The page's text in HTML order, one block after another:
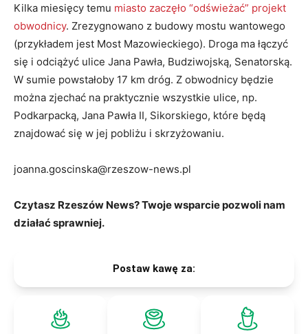
Kilka miesięcy temu miasto zaczęło “odświeżać” projekt
obwodnicy. Zrezygnowano z budowy mostu wantowego
(przykładem jest Most Mazowieckiego). Droga ma łączyć
się i odciążyć ulice Jana Pawła, Budziwojską, Senatorską.
W sumie powstałoby 17 km dróg. Z obwodnicy będzie
można zjechać na praktycznie wszystkie ulice, np.
Podkarpacką, Jana Pawła II, Sikorskiego, które będą
znajdować się w jej pobliżu i skrzyżowaniu.
joanna.goscinska@rzeszow-news.pl
Czytasz Rzeszów News? Twoje wsparcie pozwoli nam
działać sprawniej.
Postaw kawę za: